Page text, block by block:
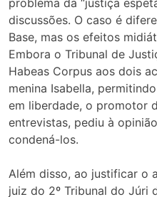
problema da “justiça
discussões. O caso é
Base, mas os efeitos
Embora o Tribunal de
Habeas Corpus aos dois
menina Isabella,
em liberdade, o promotor
entrevistas, pediu à
condená-los.
Além disso, ao justificar o
juiz do 2º Tribunal do Júri